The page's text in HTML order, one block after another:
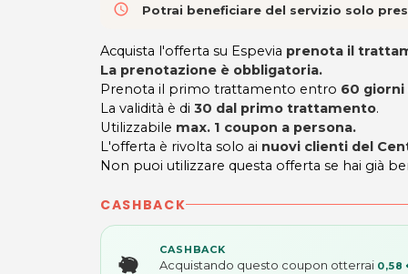
access_time Potrai beneficiare del servizio solo
Acquista l'offerta su Espevia prenota il
La prenotazione è obbligatoria.
Prenota il primo trattamento entro 60 giorni
La validità è di 30 dal primo trattamento.
Utilizzabile max. 1 coupon a persona.
L'offerta è rivolta solo ai nuovi clienti del
Non puoi utilizzare questa offerta se hai già
CASHBACK
CASHBACK
Acquistando questo coupon otterrai 0,58